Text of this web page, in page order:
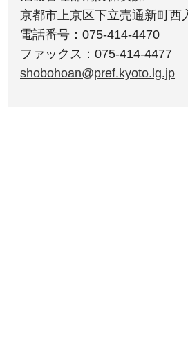
京都市上京区下立売通新町西
電話番号：075-414-4470
ファックス：075-414-4477
shobohoan@pref.kyoto.lg.jp